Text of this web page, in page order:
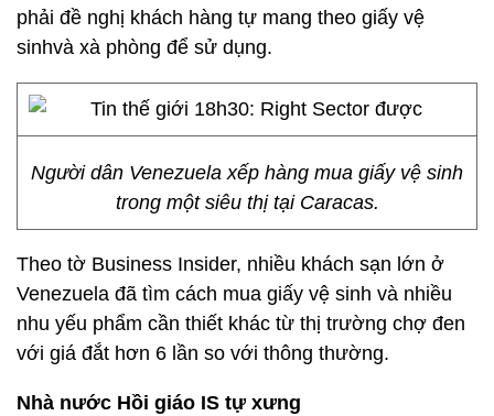
phải đề nghị khách hàng tự mang theo giấy vệ
sinhvà xà phòng để sử dụng.
Người dân Venezuela xếp hàng mua giấy vệ sinh
trong một siêu thị tại Caracas.
Theo tờ Business Insider, nhiều khách sạn lớn ở
Venezuela đã tìm cách mua giấy vệ sinh và nhiều
nhu yếu phẩm cần thiết khác từ thị trường chợ đen
với giá đắt hơn 6 lần so với thông thường.
Nhà nước Hồi giáo IS tự xưng